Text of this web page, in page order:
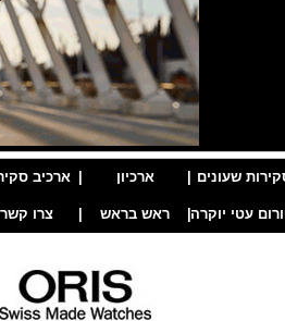
שעונים ארכיון ארכיב
עטי יוקרה ראש בראש צרו קשר